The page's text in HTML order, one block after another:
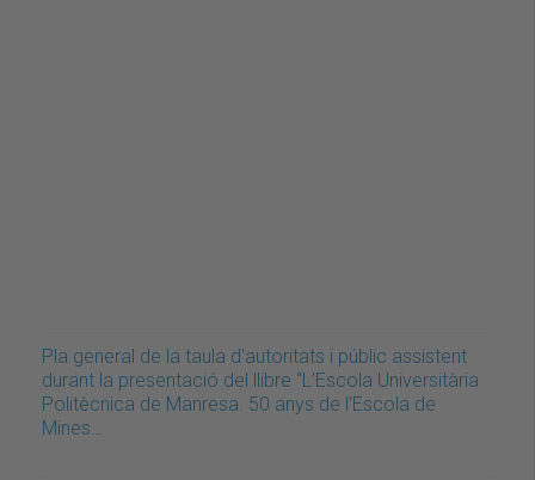
Pla general de la taula d'autoritats i públic assistent
durant la presentació del llibre “L’Escola Universitària
Politècnica de Manresa. 50 anys de l’Escola de
Mines…